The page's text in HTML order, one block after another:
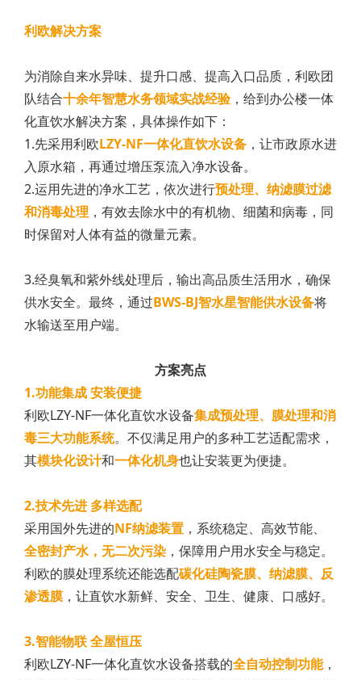
利欧解决方案
为消除自来水异味、提升口感、提高入口品质，利欧团
队结合十余年智慧水务领域实战经验，给到办公楼一体
化直饮水解决方案，具体操作如下：
1.先采用利欧LZY-NF一体化直饮水设备 ，让市政原水进
入原水箱，再通过增压泵流入净水设备。
2.运用先进的净水工艺，依次进行预处理、纳滤膜过滤
和消毒处理 ，有效去除水中的有机物、细菌和病毒，同
时保留对人体有益的微量元素。
3.经臭氧和紫外线处理后，输出高品质生活用水，确保
供水安全。最终，通过BWS-BJ智水星智能供水设备将
水输送至用户端。
方案亮点
1.功能集成 安装便捷
利欧LZY-NF一体化直饮水设备集成预处理、膜处理和消
毒三大功能系统。不仅满足用户的多种工艺适配需求，
其模块化设计和一体化机身也让安装更为便捷。
2.技术先进 多样选配
采用国外先进的NF纳滤装置 ，系统稳定、高效节能、
全密封产水，无二次污染 ，保障用户用水安全与稳定。
利欧的膜处理系统还能选配碳化硅陶瓷膜、纳滤膜、反
渗透膜 ，让直饮水新鲜、安全、卫生、健康、口感好。
3.智能物联 全屋恒压
利欧LZY-NF一体化直饮水设备搭载的全自动控制功能，